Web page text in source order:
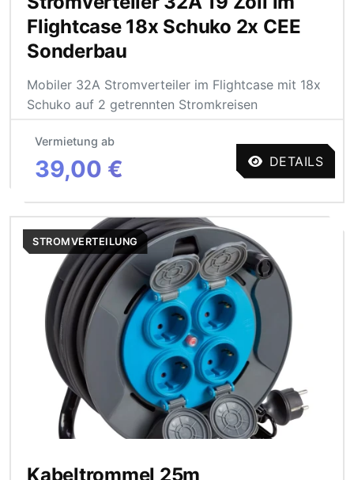
Flightcase 18x Schuko 2x CEE
Sonderbau
Mobiler 32A Stromverteiler im Flightcase mit 18x
Schuko auf 2 getrennten Stromkreisen
Vermietung ab
39,00 € DETAILS
STROMVERTEILUNG
Kabeltrommel 25m